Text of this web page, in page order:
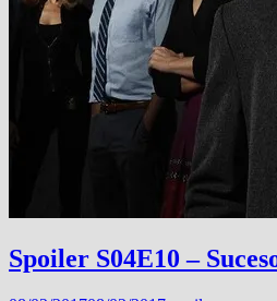
Spoiler S04E10 –